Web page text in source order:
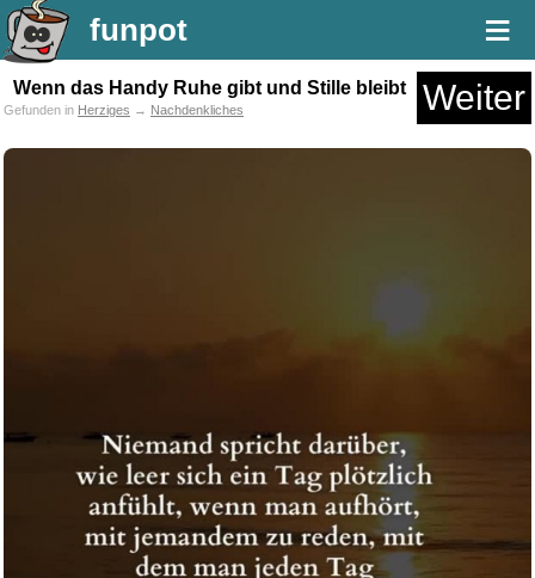
funpot ≡
Wenn das Handy Ruhe gibt und Stille bleibt Weiter
Gefunden in Herziges → Nachdenkliches